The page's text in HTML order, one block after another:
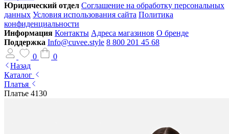
Юридический отдел Соглашение на обработку персональных
данных Условия использования сайта Политика
конфиденциальности
Информация Контакты Адреса магазинов О бренде
Поддержка Info@cuvee.style 8 800 201 45 68
0
0
Назад
Каталог
Платья
Платье 4130